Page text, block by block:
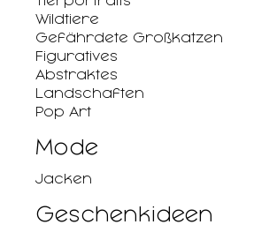
Wildtiere
Gefährdete Großkatzen
Figuratives
Abstraktes
Landschaften
Pop Art
Mode
Jacken
Geschenkideen